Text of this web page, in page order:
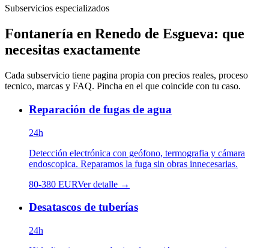
Subservicios especializados
Fontanería en Renedo de Esgueva: que
necesitas exactamente
Cada subservicio tiene pagina propia con precios reales, proceso
tecnico, marcas y FAQ. Pincha en el que coincide con tu caso.
Reparación de fugas de agua
24h
Detección electrónica con geófono, termografia y cámara
endoscopica. Reparamos la fuga sin obras innecesarias.
80-380 EURVer detalle →
Desatascos de tuberías
24h